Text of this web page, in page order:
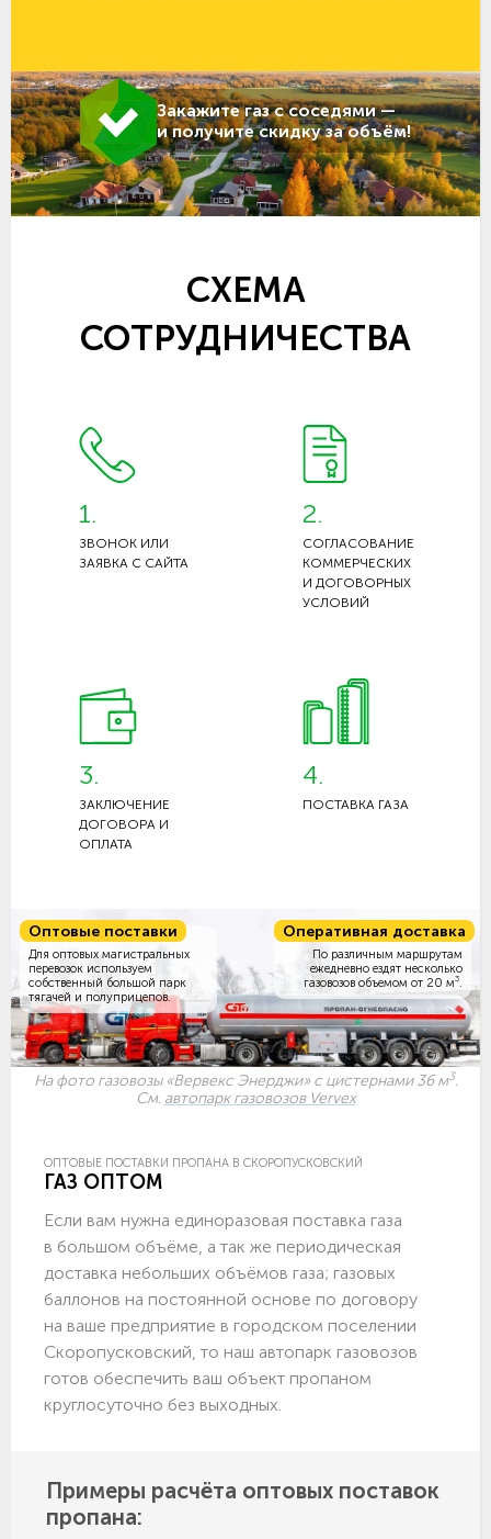
Закажите газ с соседями —
и получите скидку за объём!
СХЕМА
СОТРУДНИЧЕСТВА
1.
ЗВОНОК ИЛИ
ЗАЯВКА С САЙТА
2.
СОГЛАСОВАНИЕ
КОММЕРЧЕСКИХ
И ДОГОВОРНЫХ
УСЛОВИЙ
3.
ЗАКЛЮЧЕНИЕ
ДОГОВОРА И
ОПЛАТА
4.
ПОСТАВКА ГАЗА
Оптовые поставки
Для оптовых магистральных
перевозок используем
собственный большой парк
тягачей и полуприцепов.
Оперативная доставка
По различным маршрутам
ежедневно ездят несколько
газовозов объемом от 20 м3
На фото газовозы «Вервекс Энерджи» с цистернами 36 м3.
См. автопарк газовозов Vervex
ОПТОВЫЕ ПОСТАВКИ ПРОПАНА В СКОРОПУСКОВСКИЙ
ГАЗ ОПТОМ
Если вам нужна единоразовая поставка газа
в большом объёме, а так же периодическая
доставка небольших объёмов газа; газовых
баллонов на постоянной основе по договору
на ваше предприятие в городском поселении
Скоропусковский, то наш автопарк газовозов
готов обеспечить ваш объект пропаном
круглосуточно без выходных.
Примеры расчёта оптовых поставок
пропана: